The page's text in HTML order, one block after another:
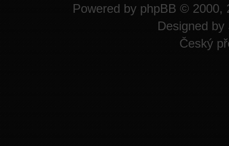
Powered by phpBB © 2000,
Designed by
Český